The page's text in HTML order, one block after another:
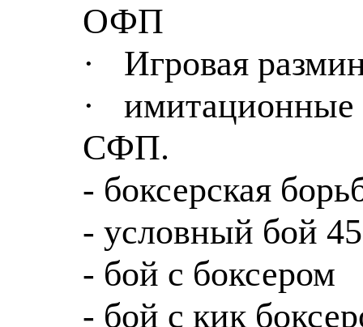
ОФП
·
Игровая
·
СФП.
- боксерская
- условный бой
- бой с боксером
- бой с кик